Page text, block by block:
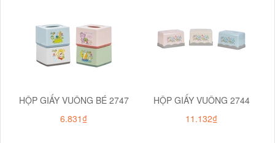
HỘP GIẤY VUÔNG BÉ 2747
6.831₫
HỘP GIẤY VUÔNG 2744
11.132₫